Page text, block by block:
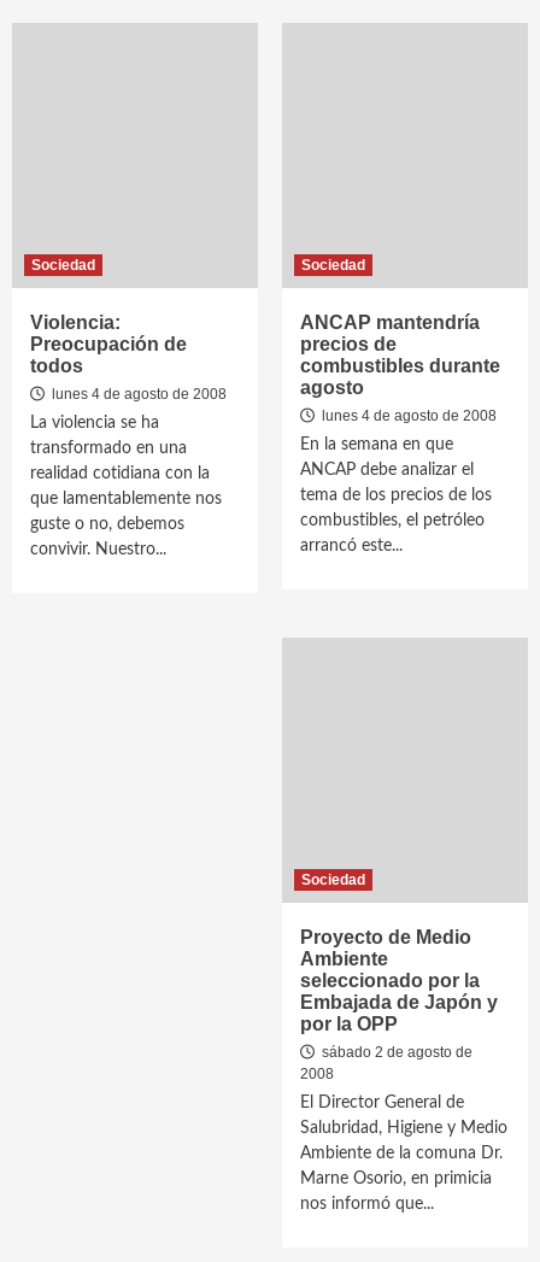
Sociedad
Violencia:
Preocupación de
todos
lunes 4 de agosto de 2008
La violencia se ha
transformado en una
realidad cotidiana con la
que lamentablemente nos
guste o no, debemos
convivir. Nuestro...
Sociedad
ANCAP mantendría
precios de
combustibles durante
agosto
lunes 4 de agosto de 2008
En la semana en que
ANCAP debe analizar el
tema de los precios de los
combustibles, el petróleo
arrancó este...
Sociedad
Proyecto de Medio
Ambiente
seleccionado por la
Embajada de Japón y
por la OPP
sábado 2 de agosto de
2008
El Director General de
Salubridad, Higiene y Medio
Ambiente de la comuna Dr.
Marne Osorio, en primicia
nos informó que...